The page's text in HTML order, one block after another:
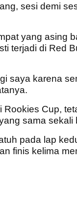
sesi demi
yang asing
terjadi di Red
saya karena
Cup,
sama sekali
pada lap
finis kelima